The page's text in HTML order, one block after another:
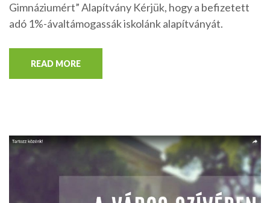
Gimnáziumért” Alapítvány Kérjük, hogy a befizetett
adó 1%-ávaltámogassák iskolánk alapítványát.
READ MORE